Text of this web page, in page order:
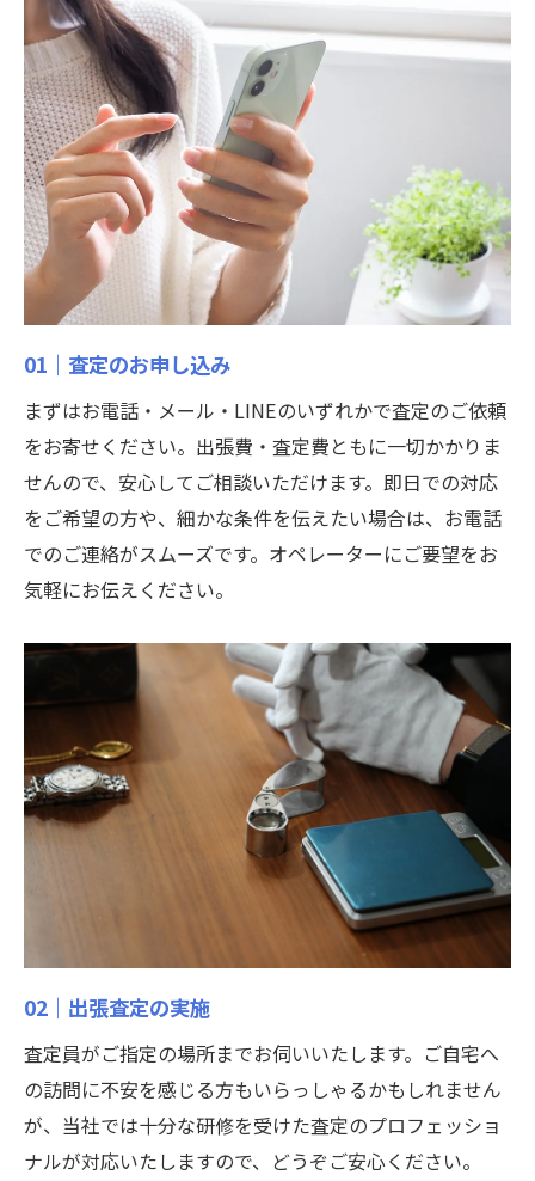
01｜査定のお申し込み
まずはお電話・メール・LINEのいずれかで査定のご依頼
をお寄せください。出張費・査定費ともに一切かかりま
せんので、安心してご相談いただけます。即日での対応
をご希望の方や、細かな条件を伝えたい場合は、お電話
でのご連絡がスムーズです。オペレーターにご要望をお
気軽にお伝えください。
02｜出張査定の実施
査定員がご指定の場所までお伺いいたします。ご自宅へ
の訪問に不安を感じる方もいらっしゃるかもしれません
が、当社では十分な研修を受けた査定のプロフェッショ
ナルが対応いたしますので、どうぞご安心ください。